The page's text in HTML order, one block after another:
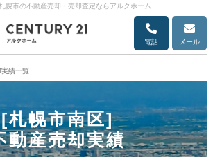
幌市の不動産売却・売却査定ならアルクホーム
電話 メール
績一覧
[札幌市南区]
動産売却実績